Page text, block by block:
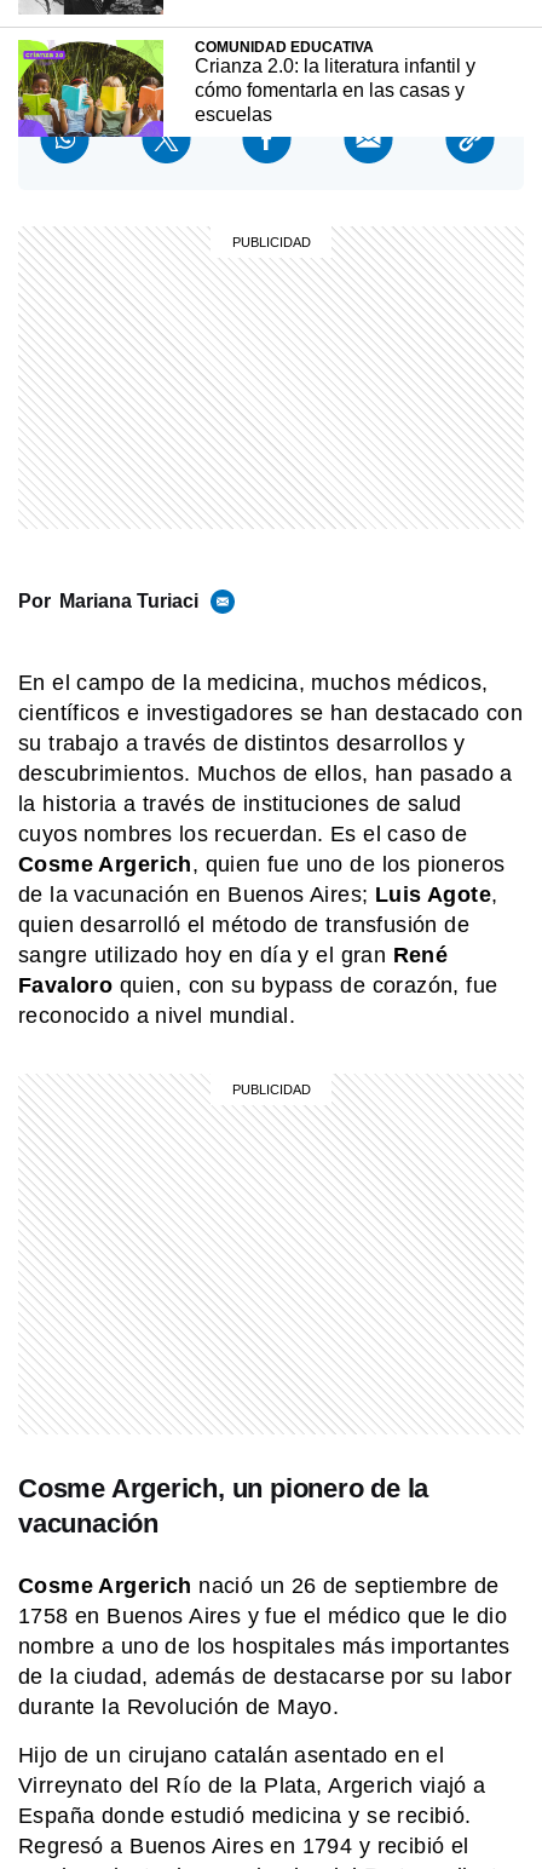
Por Mariana Turiaci
En el campo de la medicina, muchos médicos,
científicos e investigadores se han destacado con
su trabajo a través de distintos desarrollos y
descubrimientos. Muchos de ellos, han pasado a
la historia a través de instituciones de salud
cuyos nombres los recuerdan. Es el caso de
Cosme Argerich, quien fue uno de los pioneros
de la vacunación en Buenos Aires; Luis Agote,
quien desarrolló el método de transfusión de
sangre utilizado hoy en día y el gran René
Favaloro quien, con su bypass de corazón, fue
reconocido a nivel mundial.
Cosme Argerich, un pionero de la
vacunación
Cosme Argerich nació un 26 de septiembre de
1758 en Buenos Aires y fue el médico que le dio
nombre a uno de los hospitales más importantes
de la ciudad, además de destacarse por su labor
durante la Revolución de Mayo.
Hijo de un cirujano catalán asentado en el
Virreynato del Río de la Plata, Argerich viajó a
España donde estudió medicina y se recibió.
Regresó a Buenos Aires en 1794 y recibió el
COMUNIDAD EDUCATIVA
Crianza 2.0: la literatura infantil y
cómo fomentarla en las casas y
escuelas
de usarlos? La experiencia que
enseña a darles una segunda vida
COMUNIDAD EDUCATIVA
Crianza 2.0: qué son las vacunas y
por qué son importantes desde la
primera infancia
MI PAIS
¿Sabías que Manuel Belgrano era
descendiente de italianos?
Una banana pegada en la pared: la
MI PAIS
¡Soberanía en un clic! El argentino
que creó una app para sentir las
Malvinas más cerca
MI PAIS
Paso de San Francisco: el impactante
cruce argentino que está a más de
4.700 metros
SABER MAS
Mar, golfo, bahía y estrecho: ¿cómo se
MI PAIS
¿Cuándo y dónde nació José de San
Martín?
COMUNIDAD EDUCATIVA
Crianza 2.0: qué son las vacunas y
por qué son importantes desde la
primera infancia
MI PAIS
Conocé el nombre completo de
Manuel Belgrano
¿Cuándo es el Día de los Abuelos en
Argentina?
EL MUNDO
Barbican Estate: el complejo de
Londres que parece una ciudad